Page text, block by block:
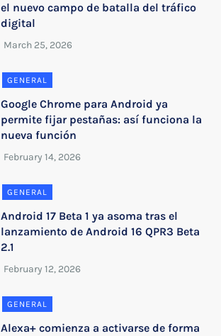
el nuevo campo de batalla del tráfico
digital
GENERAL
Google Chrome para Android ya
permite fijar pestañas: así funciona la
nueva función
GENERAL
Android 17 Beta 1 ya asoma tras el
lanzamiento de Android 16 QPR3 Beta
2.1
GENERAL
Alexa+ comienza a activarse de forma